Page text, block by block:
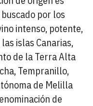
buscado por los
intenso, potente,
las islas Canarias,
de la Terra Alta
Tempranillo,
de Melilla
de